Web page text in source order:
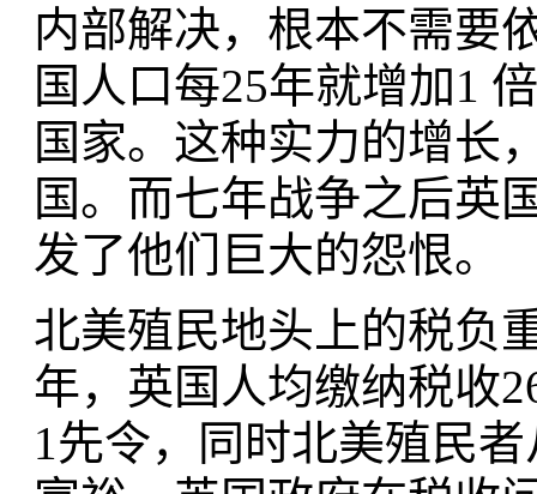
内部解决，根本不需要
国人口每25年就增加1
国家。这种实力的增长
国。而七年战争之后英
发了他们巨大的怨恨。
北美殖民地头上的税负
年，英国人均缴纳税收
1先令，同时北美殖民